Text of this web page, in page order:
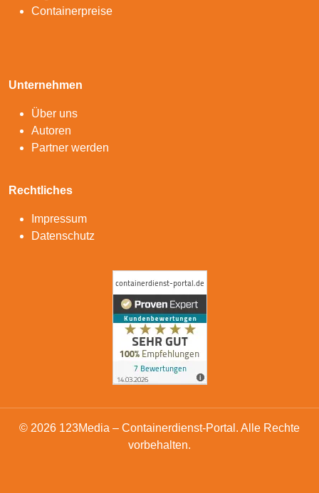
Containerpreise
Unternehmen
Über uns
Autoren
Partner werden
Rechtliches
Impressum
Datenschutz
© 2026 123Media – Containerdienst-Portal. Alle Rechte
vorbehalten.